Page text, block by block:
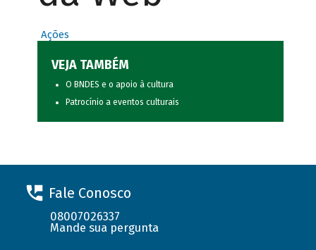
Ações
VEJA TAMBÉM
O BNDES e o apoio à cultura
Patrocínio a eventos culturais
Fale Conosco
08007026337
Mande sua pergunta